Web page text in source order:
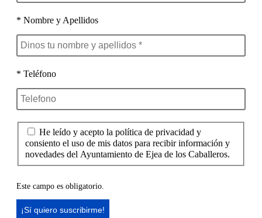
* Nombre y Apellidos
* Teléfono
He leído y acepto la política de privacidad y
consiento el uso de mis datos para recibir información y
novedades del Ayuntamiento de Ejea de los Caballeros.
Este campo es obligatorio.